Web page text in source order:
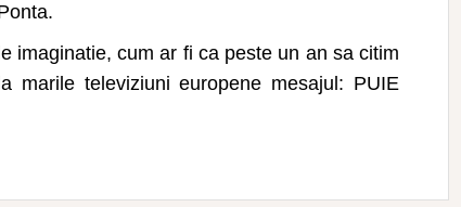
imaginatie, cum ar fi ca peste un an sa citim
televiziuni europene mesajul: PUIE